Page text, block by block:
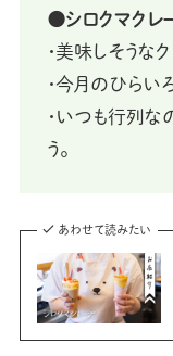
⚫シロクマクレ
・美味しそうな
・今月のひらい
・いつも行列な
う。
あわせて読みたい